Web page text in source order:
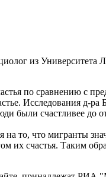
из Университета
по сравнению с
Исследования д-ра
были счастливее до
на то, что мигранты
их счастья. Таким